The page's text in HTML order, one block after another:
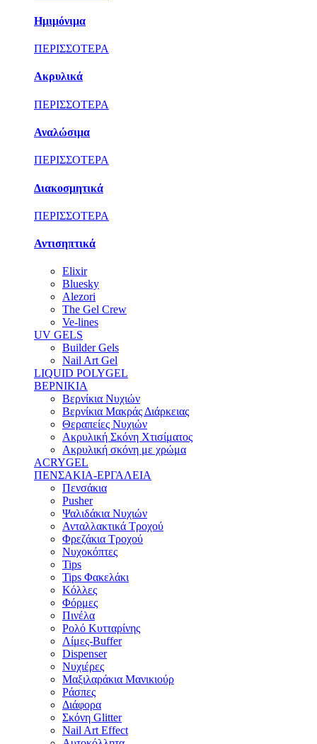
Ημιμόνιμα
ΠΕΡΙΣΣΟΤΕΡΑ
Ακρυλικά
ΠΕΡΙΣΣΟΤΕΡΑ
Αναλώσιμα
ΠΕΡΙΣΣΟΤΕΡΑ
Διακοσμητικά
ΠΕΡΙΣΣΟΤΕΡΑ
Αντισηπτικά
Elixir
Bluesky
Alezori
The Gel Crew
Ve-lines
UV GELS
Builder Gels
Nail Art Gel
LIQUID POLYGEL
ΒΕΡΝΙΚΙΑ
Βερνίκια Νυχιών
Βερνίκια Μακράς Διάρκειας
Θεραπείες Νυχιών
Ακρυλική Σκόνη Χτισίματος
Ακρυλική σκόνη με χρώμα
ACRYGEL
ΠΕΝΣΑΚΙΑ-ΕΡΓΑΛΕΙΑ
Πενσάκια
Pusher
Ψαλιδάκια Νυχιών
Ανταλλακτικά Τροχού
Φρεζάκια Τροχού
Νυχοκόπτες
Tips
Tips Φακελάκι
Κόλλες
Φόρμες
Πινέλα
Ρολό Κυτταρίνης
Λίμες-Buffer
Dispenser
Νυχιέρες
Μαξιλαράκια Μανικιούρ
Ράσπες
Διάφορα
Σκόνη Glitter
Nail Art Effect